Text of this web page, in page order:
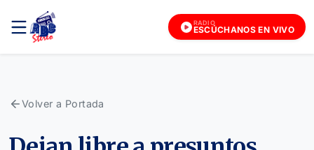
RADIO
ESCÚCHANOS EN VIVO
Volver a Portada